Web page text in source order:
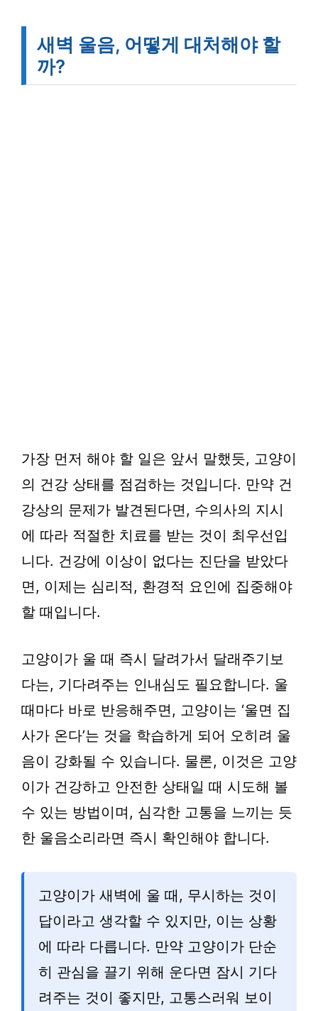
새벽 울음, 어떻게 대처해야 할
까?
가장 먼저 해야 할 일은 앞서 말했듯, 고양이
의 건강 상태를 점검하는 것입니다. 만약 건
강상의 문제가 발견된다면, 수의사의 지시
에 따라 적절한 치료를 받는 것이 최우선입
니다. 건강에 이상이 없다는 진단을 받았다
면, 이제는 심리적, 환경적 요인에 집중해야
할 때입니다.
고양이가 울 때 즉시 달려가서 달래주기보
다는, 기다려주는 인내심도 필요합니다. 울
때마다 바로 반응해주면, 고양이는 ‘울면 집
사가 온다’는 것을 학습하게 되어 오히려 울
음이 강화될 수 있습니다. 물론, 이것은 고양
이가 건강하고 안전한 상태일 때 시도해 볼
수 있는 방법이며, 심각한 고통을 느끼는 듯
한 울음소리라면 즉시 확인해야 합니다.
고양이가 새벽에 울 때, 무시하는 것이
답이라고 생각할 수 있지만, 이는 상황
에 따라 다릅니다. 만약 고양이가 단순
히 관심을 끌기 위해 운다면 잠시 기다
려주는 것이 좋지만, 고통스러워 보이